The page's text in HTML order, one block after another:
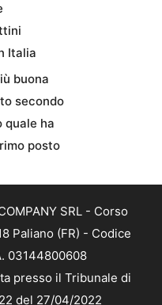
Italia
buona
secondo
quale ha
posto
SRL - Corso
Paliano (FR) - Codice
03144800608
presso il Tribunale di
del 27/04/2022